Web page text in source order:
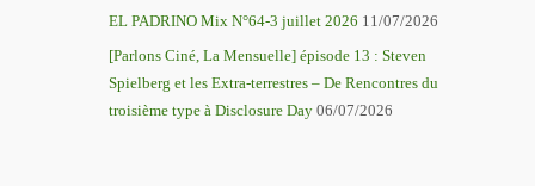
EL PADRINO Mix N°64-3 juillet 2026 11/07/2026
[Parlons Ciné, La Mensuelle] épisode 13 : Steven
Spielberg et les Extra-terrestres – De Rencontres du
troisième type à Disclosure Day 06/07/2026